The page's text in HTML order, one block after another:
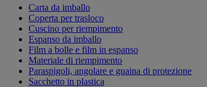
Carta da imballo
Coperta per trasloco
Cuscino per riempimento
Espanso da imballo
Film a bolle e film in espanso
Materiale di riempimento
Paraspigoli, angolare e guaina di protezione
Sacchetto in plastica